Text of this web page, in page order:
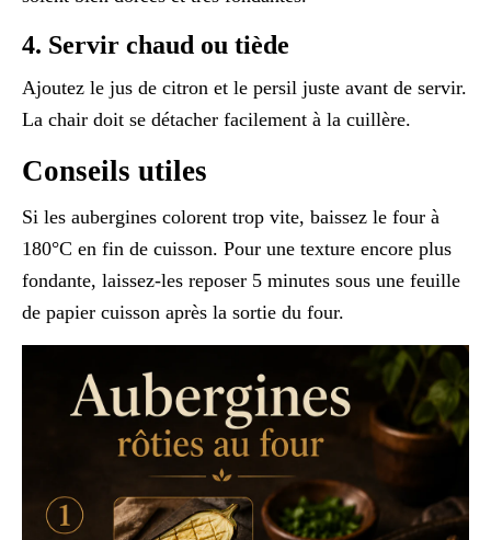
4. Servir chaud ou tiède
Ajoutez le jus de citron et le persil juste avant de servir.
La chair doit se détacher facilement à la cuillère.
Conseils utiles
Si les aubergines colorent trop vite, baissez le four à
180°C en fin de cuisson. Pour une texture encore plus
fondante, laissez-les reposer 5 minutes sous une feuille
de papier cuisson après la sortie du four.